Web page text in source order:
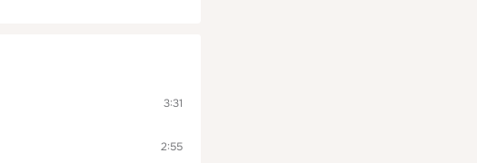
3:31
2:55